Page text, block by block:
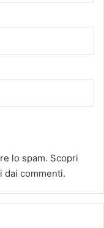
lo spam. Scopri
dai commenti.